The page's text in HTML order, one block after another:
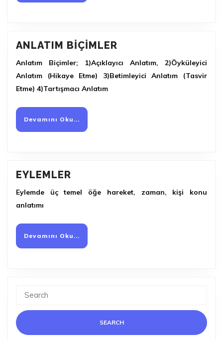
ANLATIM BIÇIMLER
Anlatım Biçimler; 1)Açıklayıcı Anlatım, 2)Öyküleyici
Anlatım (Hikaye Etme) 3)Betimleyici Anlatım (Tasvir
Etme) 4)Tartışmacı Anlatım
Devamını Oku...
Oku...
EYLEMLER
Eylemde üç temel öğe hareket, zaman, kişi konu
anlatımı
Devamını Oku...
Oku...
for: